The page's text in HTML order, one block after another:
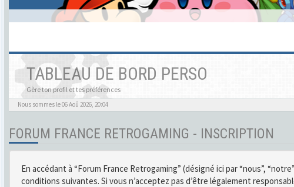
TABLEAU DE BORD PERSO
Gère ton profil et tes préférences
Nous sommes le 06 Aoû 2026, 20:04
FORUM FRANCE RETROGAMING - INSCRIPTION
En accédant à “Forum France Retrogaming” (désigné ici par “nous”,
conditions suivantes. Si vous n’acceptez pas d’être légalement